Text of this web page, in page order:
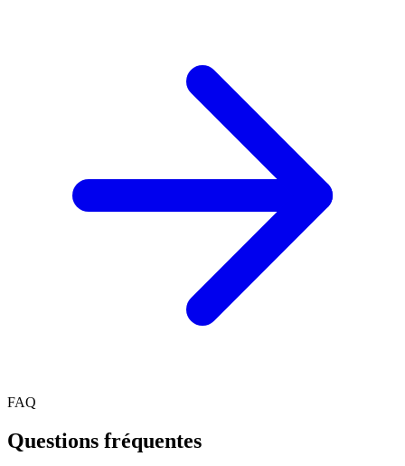
FAQ
Questions fréquentes